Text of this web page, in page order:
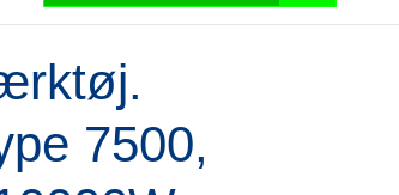
7500,